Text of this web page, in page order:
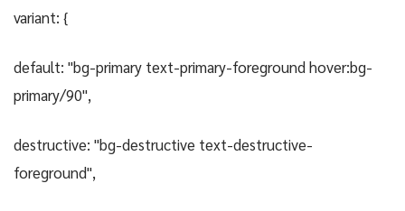
variant: {
default: "bg-primary text-primary-foreground hover:bg-
primary/90",
destructive: "bg-destructive text-destructive-
foreground",